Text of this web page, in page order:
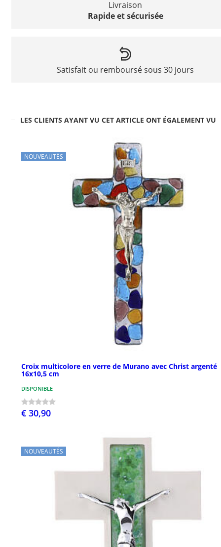
Livraison
Rapide et sécurisée
Satisfait ou remboursé sous 30 jours
LES CLIENTS AYANT VU CET ARTICLE ONT ÉGALEMENT VU
NOUVEAUTÉS
Croix multicolore en verre de Murano avec Christ argenté
16x10,5 cm
DISPONIBLE
€ 30,90
NOUVEAUTÉS